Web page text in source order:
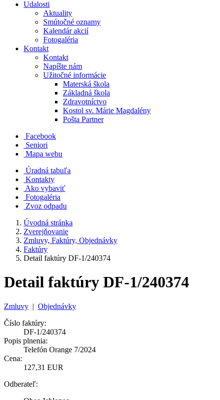
Udalosti
Aktuality
Smútočné oznamy
Kalendár akcií
Fotogaléria
Kontakt
Kontakt
Napíšte nám
Užitočné informácie
Materská škola
Základná škola
Zdravotníctvo
Kostol sv. Márie Magdalény
Pošta Partner
Facebook
Seniori
Mapa webu
Úradná tabuľa
Kontakty
Ako vybaviť
Fotogaléria
Zvoz odpadu
Úvodná stránka
Zverejňovanie
Zmluvy, Faktúry, Objednávky
Faktúry
Detail faktúry DF-1/240374
Detail faktúry DF-1/240374
Zmluvy | Objednávky
Číslo faktúry:
DF-1/240374
Popis plnenia:
Telefón Orange 7/2024
Cena:
127,31 EUR
Odberateľ: